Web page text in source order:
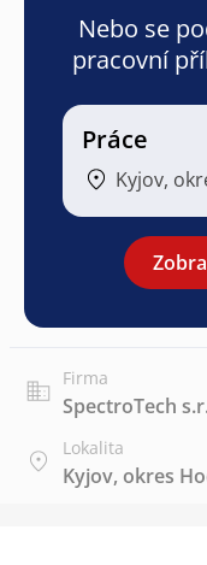
Nebo se
pracovní
Práce
Kyjov,
Firma
SpectroTech
Lokalita
Kyjov, okres